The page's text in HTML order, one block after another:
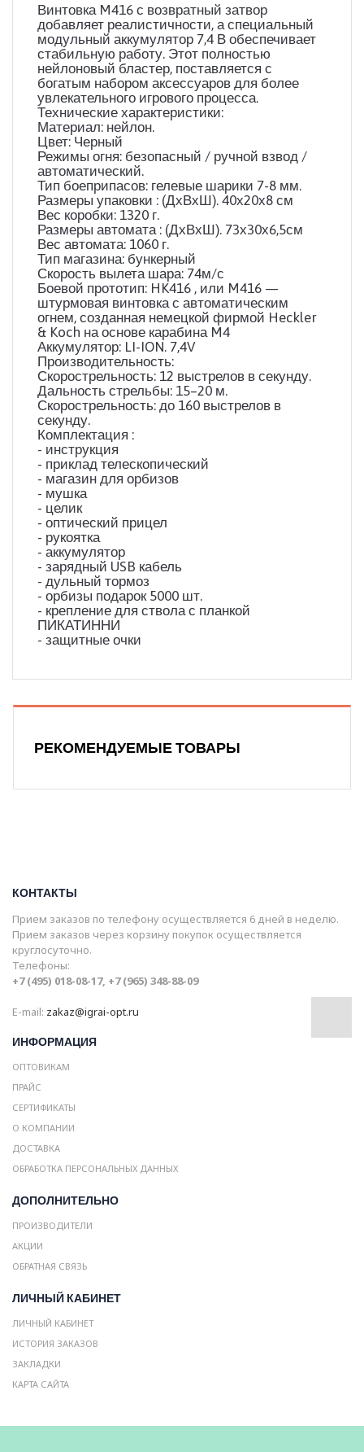
Винтовка M416 с возвратный затвор
добавляет реалистичности, а специальный
модульный аккумулятор 7,4 В обеспечивает
стабильную работу. Этот полностью
нейлоновый бластер, поставляется с
богатым набором аксессуаров для более
увлекательного игрового процесса.
Технические характеристики:
Материал: нейлон.
Цвет: Черный
Режимы огня: безопасный / ручной взвод /
автоматический.
Тип боеприпасов: гелевые шарики 7-8 мм.
Размеры упаковки : (ДхВхШ). 40х20х8 см
Вес коробки: 1320 г.
Размеры автомата : (ДхВхШ). 73х30х6,5см
Вес автомата: 1060 г.
Тип магазина: бункерный
Скорость вылета шара: 74м/с
Боевой прототип: HK416 , или M416 —
штурмовая винтовка с автоматическим
огнем, созданная немецкой фирмой Heckler
& Koch на основе карабина M4
Аккумулятор: LI-ION. 7,4V
Производительность:
Скорострельность: 12 выстрелов в секунду.
Дальность стрельбы: 15–20 м.
Скорострельность: до 160 выстрелов в
секунду.
Комплектация :
- инструкция
- приклад телескопический
- магазин для орбизов
- мушка
- целик
- оптический прицел
- рукоятка
- аккумулятор
- зарядный USB кабель
- дульный тормоз
- орбизы подарок 5000 шт.
- крепление для ствола с планкой
ПИКАТИННИ
- защитные очки
РЕКОМЕНДУЕМЫЕ ТОВАРЫ
КОНТАКТЫ
Прием заказов по телефону осуществляется 6 дней в неделю.
Прием заказов через корзину покупок осуществляется
круглосуточно.
Телефоны:
+7 (495) 018-08-17, +7 (965) 348-88-09
E-mail: zakaz@igrai-opt.ru
ИНФОРМАЦИЯ
ОПТОВИКАМ
ПРАЙС
СЕРТИФИКАТЫ
О КОМПАНИИ
ДОСТАВКА
ОБРАБОТКА ПЕРСОНАЛЬНЫХ ДАННЫХ
ДОПОЛНИТЕЛЬНО
ПРОИЗВОДИТЕЛИ
АКЦИИ
ОБРАТНАЯ СВЯЗЬ
ЛИЧНЫЙ КАБИНЕТ
ЛИЧНЫЙ КАБИНЕТ
ИСТОРИЯ ЗАКАЗОВ
ЗАКЛАДКИ
КАРТА САЙТА